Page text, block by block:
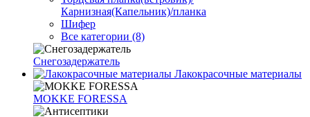
Карнизная(Капельник)/планка
Шифер
Все категории (8)
Снегозадержатель
Лакокрасочные материалы
MOKKE FORESSA